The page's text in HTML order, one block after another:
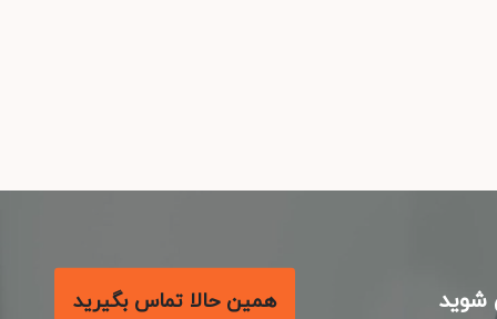
همین حالا تماس بگیرید